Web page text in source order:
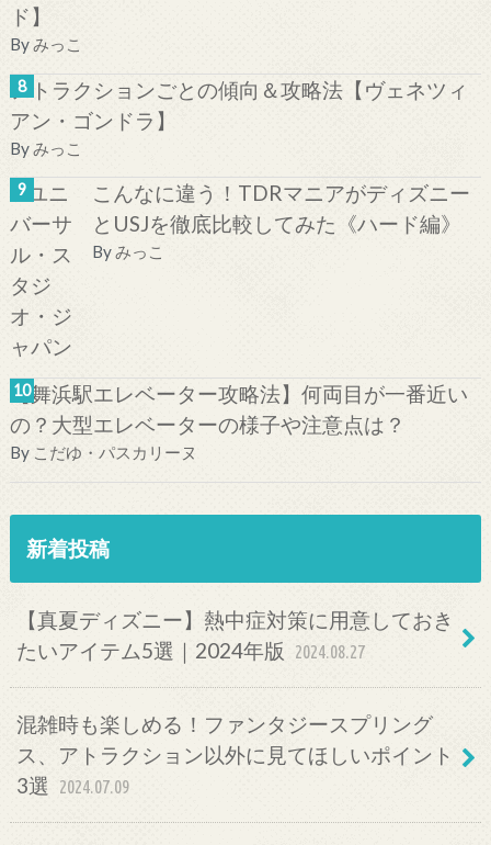
ド】
Byみっこ
アトラクションごとの傾向＆攻略法【ヴェネツィ
アン・ゴンドラ】
By みっこ
こんなに違う！TDRマニアがディズニー
とUSJを徹底比較してみた《ハード編》
Byみっこ
【舞浜駅エレベーター攻略法】何両目が一番近い
の？大型エレベーターの様子や注意点は？
By こだゆ・パスカリーヌ
新着投稿
【真夏ディズニー】熱中症対策に用意しておき
たいアイテム5選｜2024年版
2024.08.27
混雑時も楽しめる！ファンタジースプリング
ス、アトラクション以外に見てほしいポイント
3選
2024.07.09